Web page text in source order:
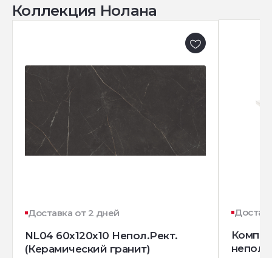
Коллекция Нолана
Доставка от 2 дней
NL04 60x120x10 Непол.Рект.
(Керамический гранит)
непол.